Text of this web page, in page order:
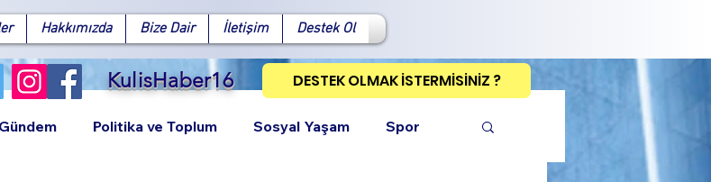
Hakkımızda Bize Dair İletişim Destek Ol
KulisHaber16 DESTEK OLMAK İSTERMİSİNİZ ?
Politika ve Toplum Sosyal Yaşam Spor